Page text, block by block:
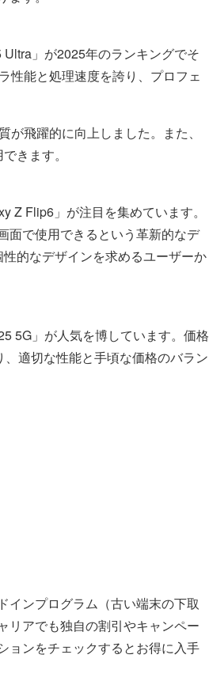
」が2025年のランキングでそ
性能と処理速度を誇り、プロフェ
飛躍的に向上しました。また、
きます。
Z Flip6」が注目を集めています。
面で使用できるという革新的なデ
的なデザインを求めるユーザーか
5G」が人気を博しています。価格
適切な性能と手頃な価格のバラン
インプログラム（古い端末の下取
リアでも独自の割引やキャンペー
ョンをチェックするとお得に入手